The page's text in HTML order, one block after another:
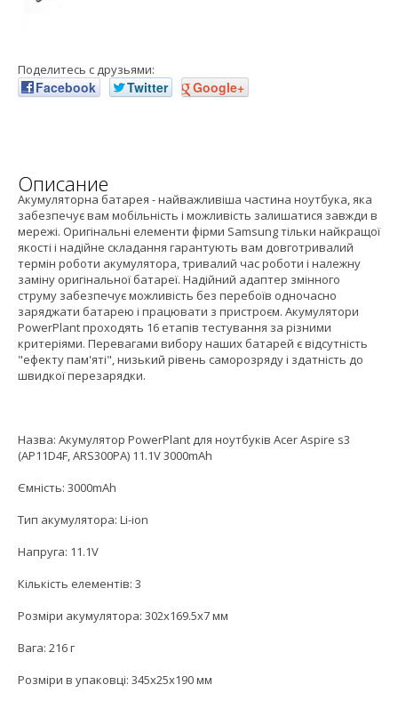
Поделитесь с друзьями:
Facebook Twitter Google+
Описание
Акумуляторна батарея - найважливіша частина ноутбука, яка
забезпечує вам мобільність і можливість залишатися завжди в
мережі. Оригінальні елементи фірми Samsung тільки найкращої
якості і надійне складання гарантують вам довготривалий
термін роботи акумулятора, тривалий час роботи і належну
заміну оригінальної батареї. Надійний адаптер змінного
струму забезпечує можливість без перебоїв одночасно
заряджати батарею і працювати з пристроєм. Акумулятори
PowerPlant проходять 16 етапів тестування за різними
критеріями. Перевагами вибору наших батарей є відсутність
"ефекту пам'яті", низький рівень саморозряду і здатність до
швидкої перезарядки.
Назва: Акумулятор PowerPlant для ноутбуків Acer Aspire s3
(AP11D4F, ARS300PA) 11.1V 3000mAh
Ємність: 3000mAh
Тип акумулятора: Li-ion
Напруга: 11.1V
Кількість елементів: 3
Розміри акумулятора: 302x169.5x7 мм
Вага: 216 г
Розміри в упаковці: 345x25x190 мм